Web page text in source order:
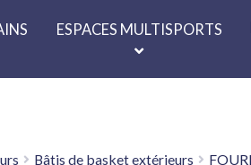
ESPACES MULTISPORTS
Bâtis de basket extérieurs